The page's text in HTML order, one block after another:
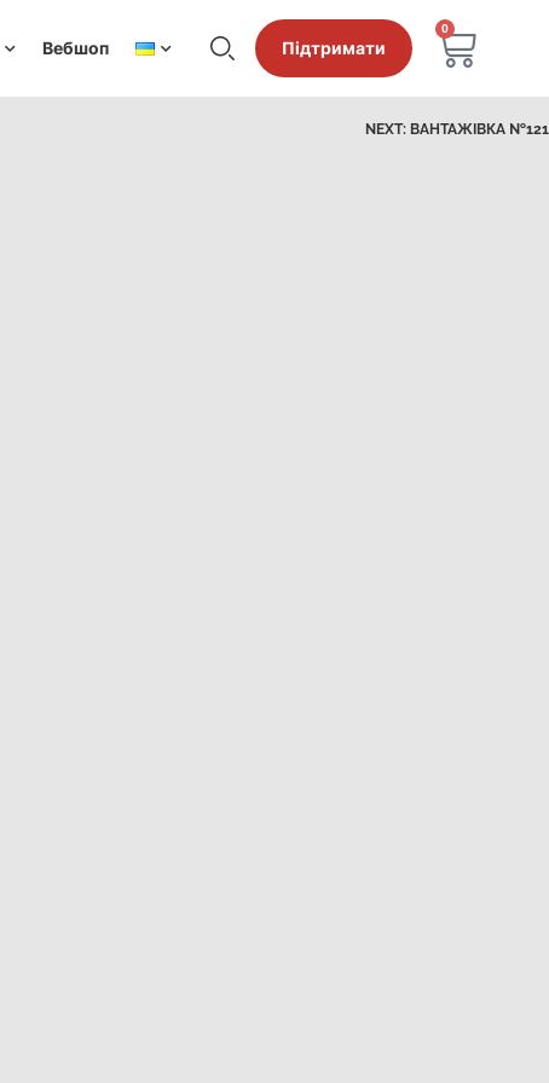
Вебшоп Підтримати
0
NEXT: ВАНТАЖІВКА №121